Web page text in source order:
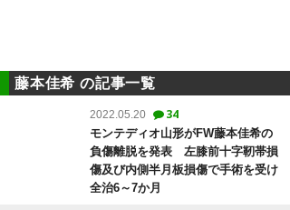
藤本佳希 の記事一覧
2022.05.20 34
モンテディオ山形がFW藤本佳希の
負傷離脱を発表 左膝前十字靭帯損
傷及び内側半月板損傷で手術を受け
全治6～7か月